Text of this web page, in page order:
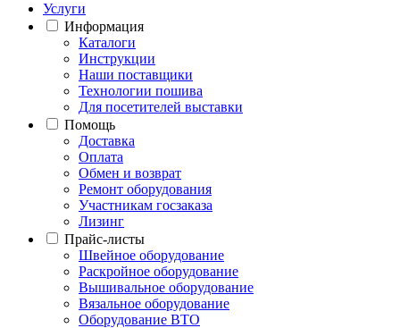
Услуги
Информация
Каталоги
Инструкции
Наши поставщики
Технологии пошива
Для посетителей выставки
Помощь
Доставка
Оплата
Обмен и возврат
Ремонт оборудования
Участникам госзаказа
Лизинг
Прайс-листы
Швейное оборудование
Раскройное оборудование
Вышивальное оборудование
Вязальное оборудование
Оборудование ВТО